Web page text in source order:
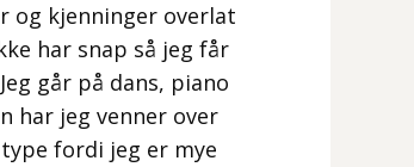
og kjenninger overlat
har snap så jeg får
går på dans, piano
har jeg venner over
fordi jeg er mye